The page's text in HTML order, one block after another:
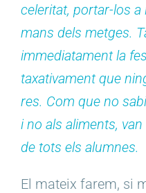
celeritat, portar-los a
mans dels metges.
immediatament la
taxativament que
res. Com que no
i no als aliments, van
de tots els alumnes.
El mateix farem, si